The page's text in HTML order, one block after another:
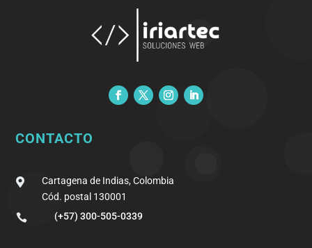
CONTACTO

Cartagena de Indias, Colombia
Cód. postal 130001

(+57) 300-505-0339